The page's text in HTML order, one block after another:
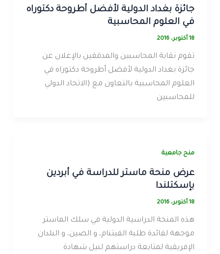
جائزة بغداد الدولية لأفضل أطروحة دكتوراه
في العلوم المحاسبية
18 أكتوبر، 2016
تقوم نقابة المحاسبين والمدققين بالإعلان عن
جائزة بغداد الدولية لأفضل أطروحة دكتوراه في
العلوم المحاسبية بالتعاون مع (الاتحاد الدولي
للمحاسبين
منح جامعية
عرض منحة ماستر للدراسة في أبردين
بإسكتلندا
18 أكتوبر، 2016
هذه المنحة الدراسية الدولية في سلك الماستر
موجهة لفائدة طلبة الفيتنام، و الصين، و البلدان
الإفريقية لمتابعة دراستهم لنيل شهادة